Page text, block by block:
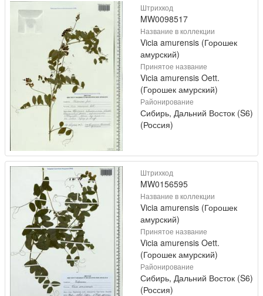
Штрихкод
MW0098517
Название в коллекции
Vicia amurensis (Горошек
амурский)
Принятое название
Vicia amurensis Oett.
(Горошек амурский)
Районирование
Сибирь, Дальний Восток (S6)
(Россия)
Штрихкод
MW0156595
Название в коллекции
Vicia amurensis (Горошек
амурский)
Принятое название
Vicia amurensis Oett.
(Горошек амурский)
Районирование
Сибирь, Дальний Восток (S6)
(Россия)